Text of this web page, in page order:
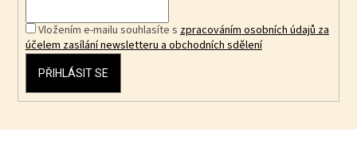
Vložením e-mailu souhlasíte s zpracováním osobních údajů za
účelem zasílání newsletteru a obchodních sdělení
PŘIHLÁSIT SE